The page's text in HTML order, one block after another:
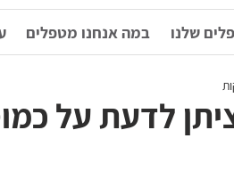
שלנו במה אנחנו מטפלים
לדעת על